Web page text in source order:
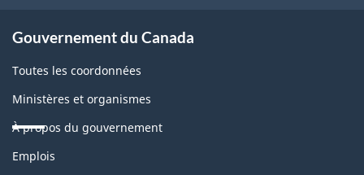
Gouvernement du Canada
Toutes les coordonnées
Ministères et organismes
À propos du gouvernement
Thèmes
Emplois